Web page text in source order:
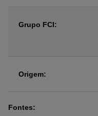
Grupo FCI:
Origem:
Fontes: